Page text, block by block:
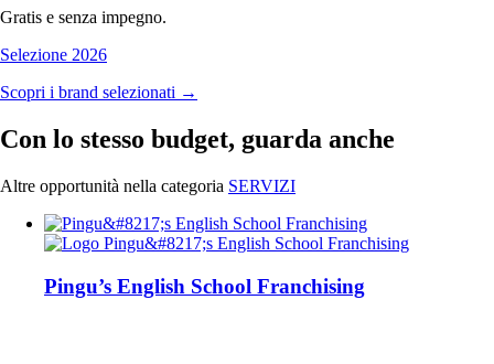
Gratis e senza impegno.
Selezione 2026
Scopri i brand selezionati →
Con lo stesso budget, guarda anche
Altre opportunità nella categoria SERVIZI
Pingu’s English School Franchising